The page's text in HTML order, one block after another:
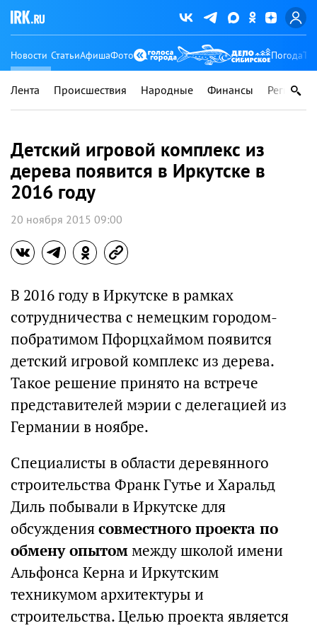
Новости СтатьиАфишаФото Погода
Лента Происшествия Народные Финансы Регионы
Детский игровой комплекс из
дерева появится в Иркутске в
2016 году
20 ноября 2015 09:00
В 2016 году в Иркутске в рамках
сотрудничества с немецким городом-
побратимом Пфорцхаймом появится
детский игровой комплекс из дерева.
Такое решение принято на встрече
представителей мэрии с делегацией из
Германии в ноябре.
Специалисты в области деревянного
строительства Франк Гутье и Харальд
Диль побывали в Иркутске для
обсуждениясовместного проекта по
обмену опытоммежду школой имени
Альфонса Керна и Иркутским
техникумом архитектуры и
строительства. Целью проекта является